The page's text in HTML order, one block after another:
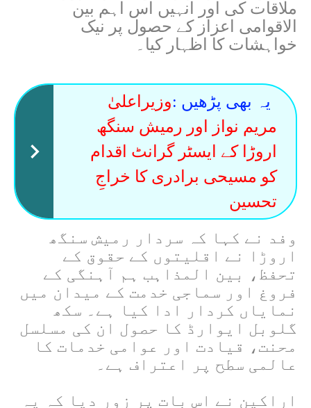
ملاقات کی اور انہیں اس اہم بین
الاقوامی اعزاز کے حصول پر نیک
خواہشات کا اظہار کیا۔
یہ بھی پڑھیں :وزیراعلیٰ
مریم نواز اور رمیش سنگھ
اروڑا کے ایسٹر گرانٹ اقدام
کو مسیحی برادری کا خراجِ
تحسین
وفد نے کہا کہ سردار رمیش سنگھ
اروڑا نے اقلیتوں کے حقوق کے
تحفظ، بین المذاہب ہم آہنگی کے
فروغ اور سماجی خدمت کے میدان میں
نمایاں کردار ادا کیا ہے۔ سکھ
گلوبل ایوارڈ کا حصول ان کی مسلسل
محنت، قیادت اور عوامی خدمات کا
عالمی سطح پر اعتراف ہے۔
اراکین نے اس بات پر زور دیا کہ یہ